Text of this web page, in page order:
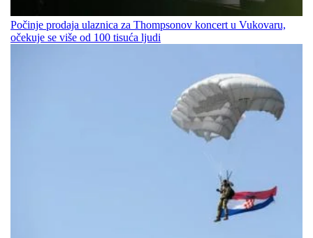
Počinje prodaja ulaznica za Thompsonov koncert u Vukovaru,
očekuje se više od 100 tisuća ljudi